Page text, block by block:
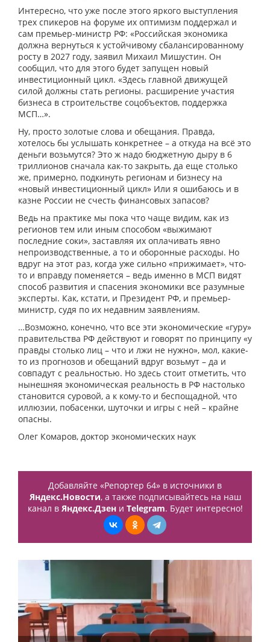
Интересно, что уже после этого яркого выступления
трех спикеров на форуме их оптимизм поддержал и
сам премьер-министр РФ: «Российская экономика
должна вернуться к устойчивому сбалансированному
росту в 2027 году, заявил Михаил Мишустин. Он
сообщил, что для этого будет запущен новый
инвестиционный цикл. «Здесь главной движущей
силой должны стать регионы. расширение участия
бизнеса в строительстве соцобъектов, поддержка
МСП…».
Ну, просто золотые слова и обещания. Правда,
хотелось бы услышать конкретнее – а откуда на всё это
деньги возьмутся? Это ж надо бюджетную дыру в 6
триллионов сначала как-то закрыть, да еще столько
же, примерно, подкинуть регионам и бизнесу на
«новый инвестиционный цикл» Или я ошибаюсь и в
казне России не счесть финансовых запасов?
Ведь на практике мы пока что чаще видим, как из
регионов тем или иным способом «выжимают
последние соки», заставляя их оплачивать явно
непроизводственные, а то и оборонные расходы. Но
вдруг на этот раз, когда уже сильно «прижимает», что-
то и вправду поменяется – ведь именно в МСП видят
способ развития и спасения экономики все разумные
эксперты. Как, кстати, и Президент РФ, и премьер-
министр, судя по их недавним заявлениям.
…Возможно, конечно, что все эти экономические «гуру»
правительства РФ действуют и говорят по принципу «у
правды столько лиц – что и лжи не нужно», мол, какие-
то из прогнозов и обещаний вдруг возьмут – да и
совпадут с реальностью. Но здесь стоит отметить, что
нынешняя экономическая реальность в РФ настолько
становится суровой, а к кому-то и беспощадной, что
иллюзии, побасенки, шуточки и игры с ней – крайне
опасны.
Олег Комаров, доктор экономических наук
Добавляйте «Репортер 64» в источники в
Яндекс.Новости, а также подписывайтесь на наш
канал в Яндекс.Дзени Telegram. Будет интересно!